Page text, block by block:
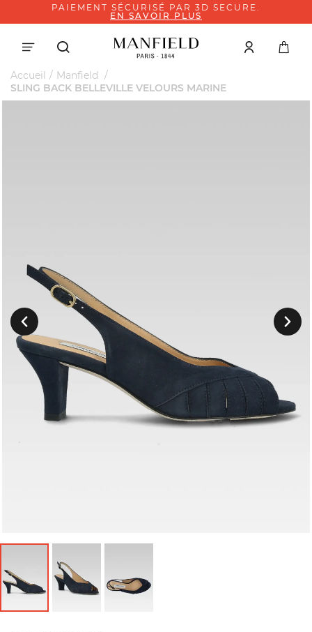
PAIEMENT SÉCURISÉ PAR 3D SECURE.
EN SAVOIR PLUS
Accueil
Manfield
SLING BACK BELLEVILLE VELOURS MARINE
Précedent Suivant